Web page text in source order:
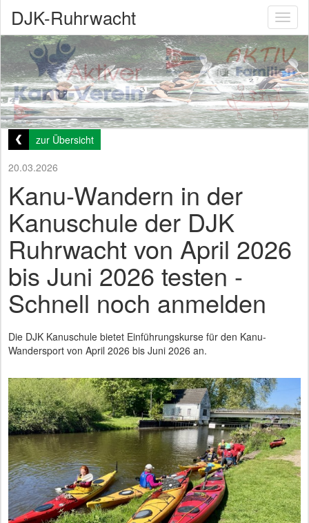
DJK-Ruhrwacht
zur Übersicht
20.03.2026
Kanu-Wandern in der
Kanuschule der DJK
Ruhrwacht von April 2026
bis Juni 2026 testen -
Schnell noch anmelden
Die DJK Kanuschule bietet Einführungskurse für den Kanu-
Wandersport von April 2026 bis Juni 2026 an.